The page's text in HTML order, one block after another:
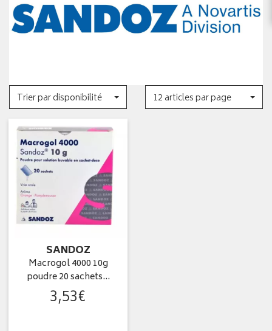
Trier par disponibilité 12 articles par page
SANDOZ
Macrogol 4000 10g
poudre 20 sachets…
3,53€